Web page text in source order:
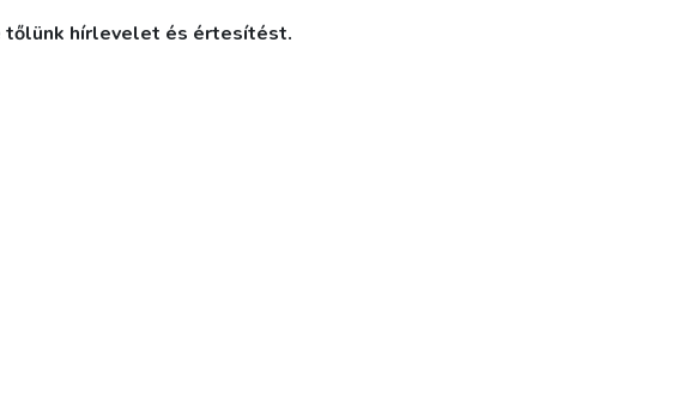
tőlünk hírlevelet és értesítést.